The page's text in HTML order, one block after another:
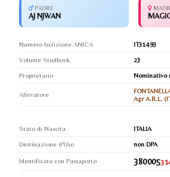
PADRE
AJ NJWAN
Numero Iscrizione ANICA
IT31493
Volume Studbook
23
Proprietario
Nominativo
Allevatore
Agr A.R.L.
Stato di Nascita
ITALIA
Destinazione d'Uso
non DPA
Identificato con Passaporto 380005